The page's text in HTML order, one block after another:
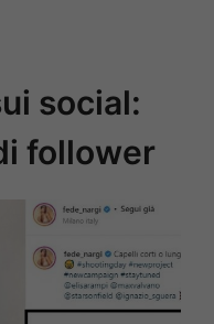
social:
follower